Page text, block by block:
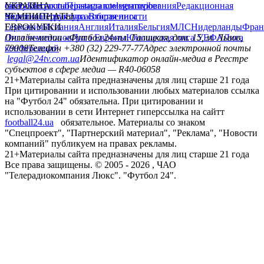
сайтуКонтактыПравила комментированияРедакционная
политикаСтруктура собственности
facebookxyoutubeinstagramtelegramviber
УКРАИНА
УкраинаПервая лигаВторая лига
ЧЕМПИОНАТЫ
ГерманияИспанияАнглияИталияБельгияМЛСНидерланды
ЕВРОКУБКИ
Лига чемпионовЛига ЕвропыЮношеская лига УЕФАЛига
конференций
Онлайн-медиа «Футбол 24»пл. Галицкая, дом. 15, м. Львов,
79008Телефон +380 (32) 229-77-77Адрес электронной почты
legal@24tv.com.uaИдентификатор онлайн-медиа в Реестре
субъектов в сфере медиа — R40-06058
21+Материалы сайта предназначены для лиц старше 21 года
При цитировании и использовании любых материалов ссылка
на "Футбол 24" обязательна. При цитировании и
использовании в сети Интернет гиперссылка на сайтт
football24.ua
обязательное. Материалы со знаком
"Спецпроект", "Партнерский материал", "Реклама", "Новости
компаний" публикуем на правах рекламы.
21+Материалы сайта предназначены для лиц старше 21 года
Все права защищены. © 2005 - 2026 , ЧАО
"Телерадиокомпания Люкс". "Футбол 24".